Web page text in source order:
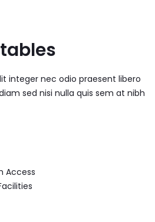
integer nec odio praesent libero
sed nisi nulla quis sem at nibh
Access